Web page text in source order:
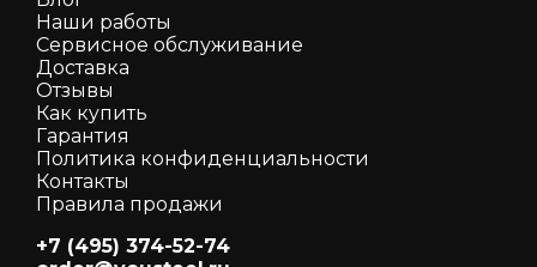
Наши работы
Сервисное обслуживание
Доставка
Отзывы
Как кyпить
Гарантия
Политика конфиденциальности
Контакты
Правила продажи
+7 (495) 374-52-74